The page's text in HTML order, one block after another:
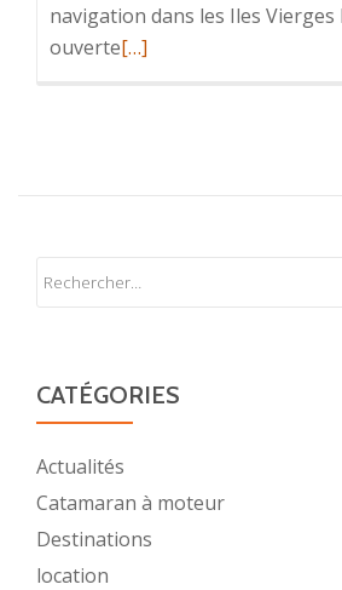
navigation dans les Iles
ouverteEn
[…]
CATÉGORIES
Actualités
Catamaran à moteur
Destinations
location